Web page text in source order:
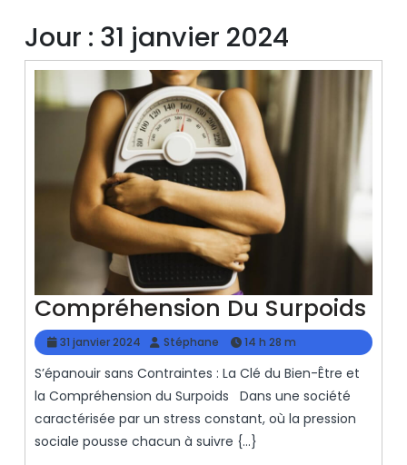
Jour : 31 janvier 2024
Compréhension Du Surpoids
Du
31 janvier 2024
31
janvier
2024
Stéphane Stéphane
14 h 28 m
S’épanouir sans Contraintes : La Clé du Bien-Être et
la Compréhension du Surpoids Dans une société
caractérisée par un stress constant, où la pression
sociale pousse chacun à suivre {...}